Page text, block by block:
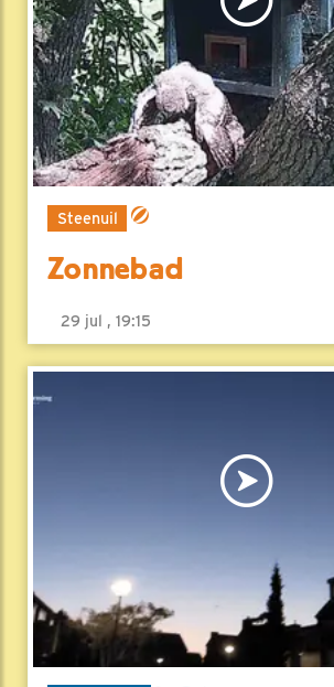
Steenuil
Zonnebad
29 jul , 19:15